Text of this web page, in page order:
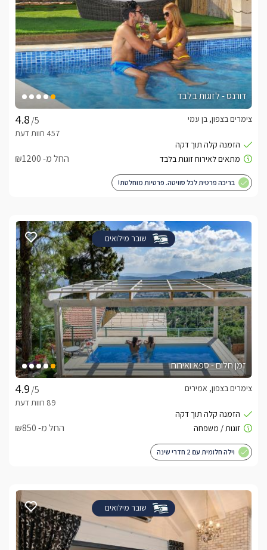
דורנס - לזוגות בלבד
/5
צימרים בצפון, בן עמי
החל מ- ₪1200
בריכה פרטית לכל סוויטה. פרטיות מוחלטת!
שובר מילואים
זמן חלום - ספא ואירוח
/5
צימרים בצפון, אמירים
החל מ- ₪850
וילה חלומית עם 2 חדרי שינה
שובר מילואים